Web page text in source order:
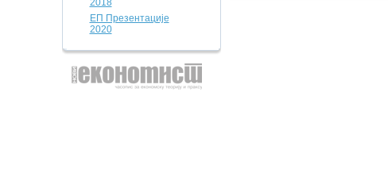
ЕП Презентације
2020